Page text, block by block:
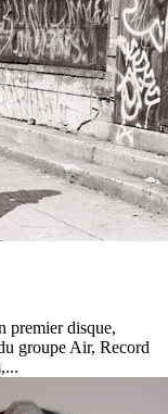
premier disque,
groupe Air, Record